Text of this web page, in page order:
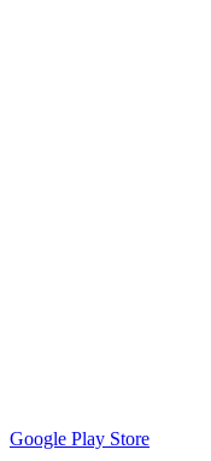
Google Play Store